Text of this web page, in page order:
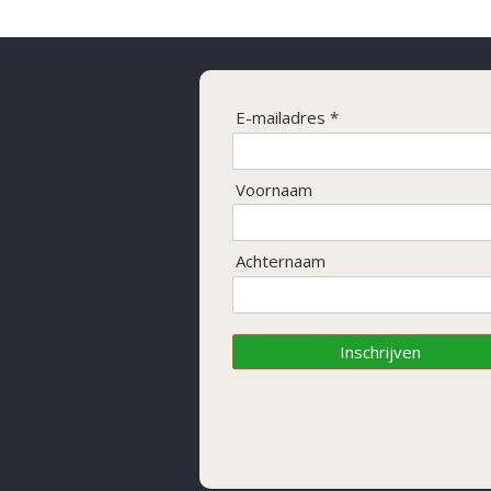
E-mailadres *
Voornaam
Achternaam
Inschrijven